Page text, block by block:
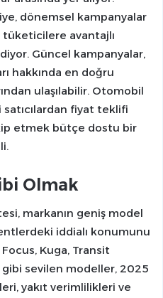
dönemsel kampanyalar
tüketicilere avantajlı
Güncel kampanyalar,
hakkında en doğru
ulaşılabilir. Otomobil
fiyat teklifi
etmek bütçe dostu bir
Olmak
markanın geniş model
iddialı konumunu
Kuga, Transit
sevilen modeller, 2025
yakıt verimlilikleri ve